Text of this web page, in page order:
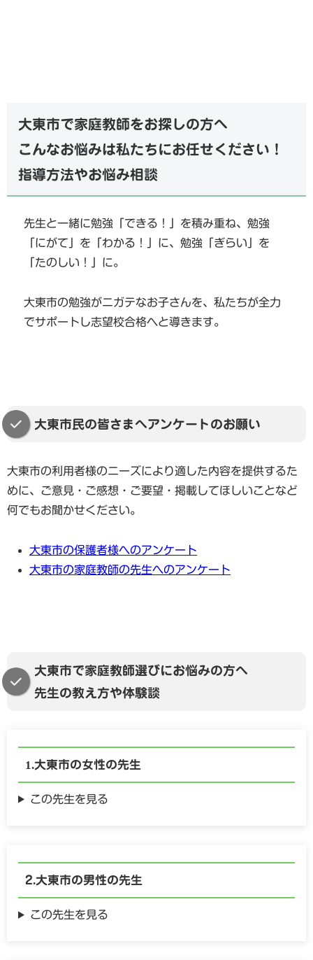
大東市で家庭教師をお探しの方へ
こんなお悩みは私たちにお任せください！
指導方法やお悩み相談
先生と一緒に勉強「できる！」を積み重ね、勉強
「にがて」を「わかる！」に、勉強「ぎらい」を
「たのしい！」に。
大東市の勉強がニガテなお子さんを、私たちが全力
でサポートし志望校合格へと導きます。
大東市民の皆さまへアンケートのお願い
大東市の利用者様のニーズにより適した内容を提供するた
めに、ご意見・ご感想・ご要望・掲載してほしいことなど
何でもお聞かせください。
大東市の保護者様へのアンケート
大東市の家庭教師の先生へのアンケート
大東市で家庭教師選びにお悩みの方へ
先生の教え方や体験談
大東市の女性の先生
この先生を見る
大東市の男性の先生
この先生を見る